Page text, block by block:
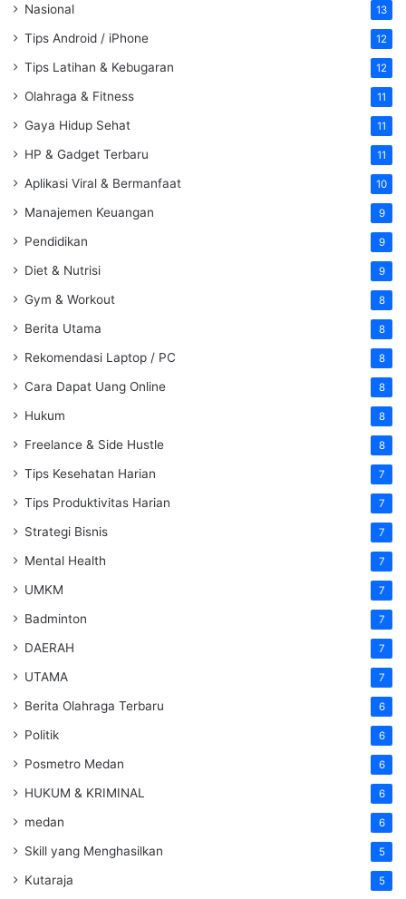
Nasional 13
Tips Android / iPhone 12
Tips Latihan & Kebugaran 12
Olahraga & Fitness 11
Gaya Hidup Sehat 11
HP & Gadget Terbaru 11
Aplikasi Viral & Bermanfaat 10
Manajemen Keuangan 9
Pendidikan 9
Diet & Nutrisi 9
Gym & Workout 8
Berita Utama 8
Rekomendasi Laptop / PC 8
Cara Dapat Uang Online 8
Hukum 8
Freelance & Side Hustle 8
Tips Kesehatan Harian 7
Tips Produktivitas Harian 7
Strategi Bisnis 7
Mental Health 7
UMKM 7
Badminton 7
DAERAH 7
UTAMA 7
Berita Olahraga Terbaru 6
Politik 6
Posmetro Medan 6
HUKUM & KRIMINAL 6
medan 6
Skill yang Menghasilkan 5
Kutaraja 5